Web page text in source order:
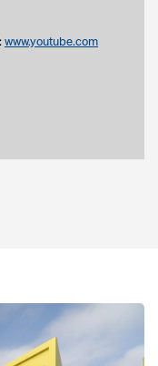
www.youtube.com